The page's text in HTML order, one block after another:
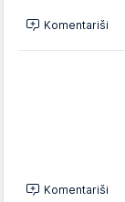
Komentariši
Komentariši